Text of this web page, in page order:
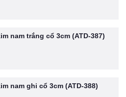
nam trắng cổ 3cm (ATD-387)
nam ghi cổ 3cm (ATD-388)